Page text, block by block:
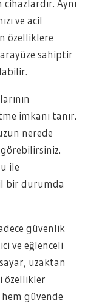
Aynı
ve acil
özelliklere
sahiptir
imkanı tanır.
nerede
ile
bir durumda
güvenlik
ve eğlenceli
uzaktan
özellikler
güvende